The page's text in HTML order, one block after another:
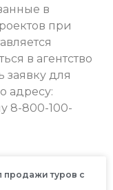
в
при
в агентство
заявку для
адресу:
8-800-100-
продажи туров с